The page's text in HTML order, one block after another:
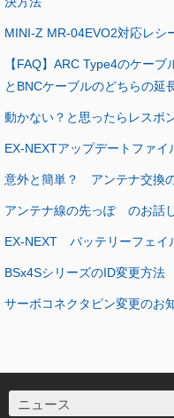
MINI-Z MR-04EVO2対応レシ
【FAQ】ARC Type4のケー
とBNCケーブルのどちらの延
動かない？と思ったらレスポ
EX-NEXTアップデートファイ
意外と簡単？ アンテナ交換
アンテナ線の先っぽ のお話
EX-NEXT バッテリーフェイ
BSx4SシリーズのID変更方法
サーボコネクタピン変更のお
ニュース